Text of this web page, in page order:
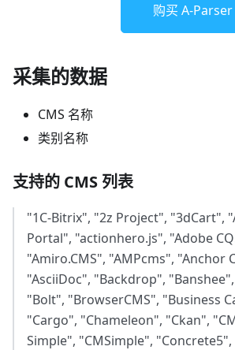
购买 A-
采集的数据
CMS 名称
类别名称
支持的 CMS 列表
"1C-Bitrix", "2z Project", "3dCart",
Portal", "actionhero.js", "Adobe
"Amiro.CMS", "AMPcms", "Anchor
"AsciiDoc", "Backdrop", "Banshee",
"Bolt", "BrowserCMS", "Business
"Cargo", "Chameleon", "Ckan",
Simple", "CMSimple",